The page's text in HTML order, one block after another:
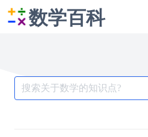
数学百科
Search
for: